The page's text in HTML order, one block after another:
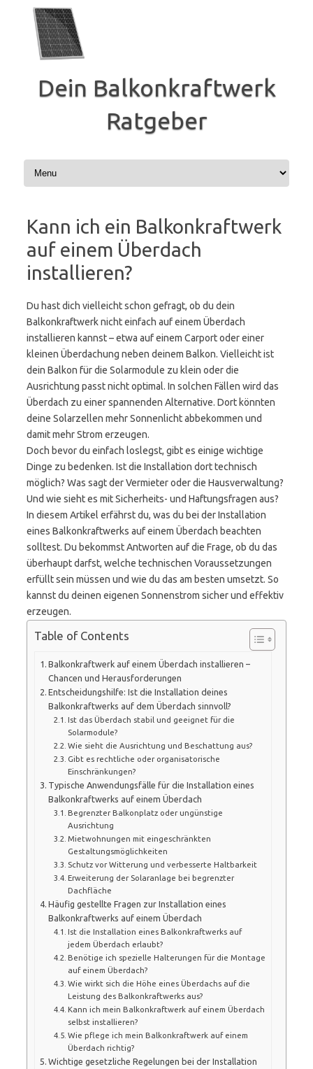
Inhalt
springen
Dein Balkonkraftwerk
Ratgeber
Kann ich ein Balkonkraftwerk
auf einem Überdach
installieren?
Du hast dich vielleicht schon gefragt, ob du dein
Balkonkraftwerk nicht einfach auf einem Überdach
installieren kannst – etwa auf einem Carport oder einer
kleinen Überdachung neben deinem Balkon. Vielleicht ist
dein Balkon für die Solarmodule zu klein oder die
Ausrichtung passt nicht optimal. In solchen Fällen wird das
Überdach zu einer spannenden Alternative. Dort könnten
deine Solarzellen mehr Sonnenlicht abbekommen und
damit mehr Strom erzeugen.
Doch bevor du einfach loslegst, gibt es einige wichtige
Dinge zu bedenken. Ist die Installation dort technisch
möglich? Was sagt der Vermieter oder die Hausverwaltung?
Und wie sieht es mit Sicherheits- und Haftungsfragen aus?
In diesem Artikel erfährst du, was du bei der Installation
eines Balkonkraftwerks auf einem Überdach beachten
solltest. Du bekommst Antworten auf die Frage, ob du das
überhaupt darfst, welche technischen Voraussetzungen
erfüllt sein müssen und wie du das am besten umsetzt. So
kannst du deinen eigenen Sonnenstrom sicher und effektiv
erzeugen.
Table of Contents
Balkonkraftwerk auf einem Überdach installieren –
Chancen und Herausforderungen
Entscheidungshilfe: Ist die Installation deines
Balkonkraftwerks auf dem Überdach sinnvoll?
Ist das Überdach stabil und geeignet für die
Solarmodule?
Wie sieht die Ausrichtung und Beschattung aus?
Gibt es rechtliche oder organisatorische
Einschränkungen?
Typische Anwendungsfälle für die Installation eines
Balkonkraftwerks auf einem Überdach
Begrenzter Balkonplatz oder ungünstige
Ausrichtung
Mietwohnungen mit eingeschränkten
Gestaltungsmöglichkeiten
Schutz vor Witterung und verbesserte Haltbarkeit
Erweiterung der Solaranlage bei begrenzter
Dachfläche
Häufig gestellte Fragen zur Installation eines
Balkonkraftwerks auf einem Überdach
Ist die Installation eines Balkonkraftwerks auf
jedem Überdach erlaubt?
Benötige ich spezielle Halterungen für die Montage
auf einem Überdach?
Wie wirkt sich die Höhe eines Überdachs auf die
Leistung des Balkonkraftwerks aus?
Kann ich mein Balkonkraftwerk auf einem Überdach
selbst installieren?
Wie pflege ich mein Balkonkraftwerk auf einem
Überdach richtig?
Wichtige gesetzliche Regelungen bei der Installation